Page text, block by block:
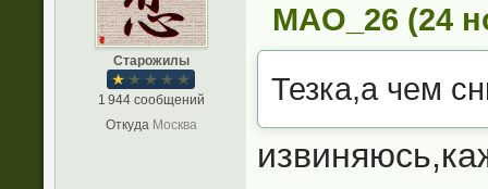
Старожилы
1 944 сообщений
Откуда Москва
MAO_26 (24
Тезка,а чем